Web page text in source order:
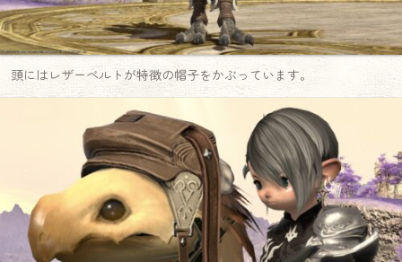
頭にはレザーベルトが特徴の帽子をかぶっています。